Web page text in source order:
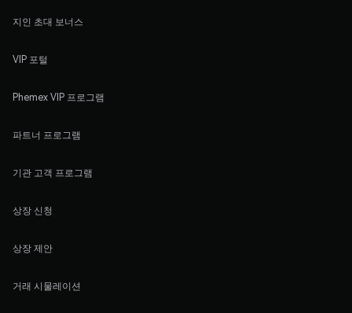
지인 초대 보너스
VIP 포털
Phemex VIP 프로그램
파트너 프로그램
기관 고객 프로그램
상장 신청
상장 제안
거래 시물레이션